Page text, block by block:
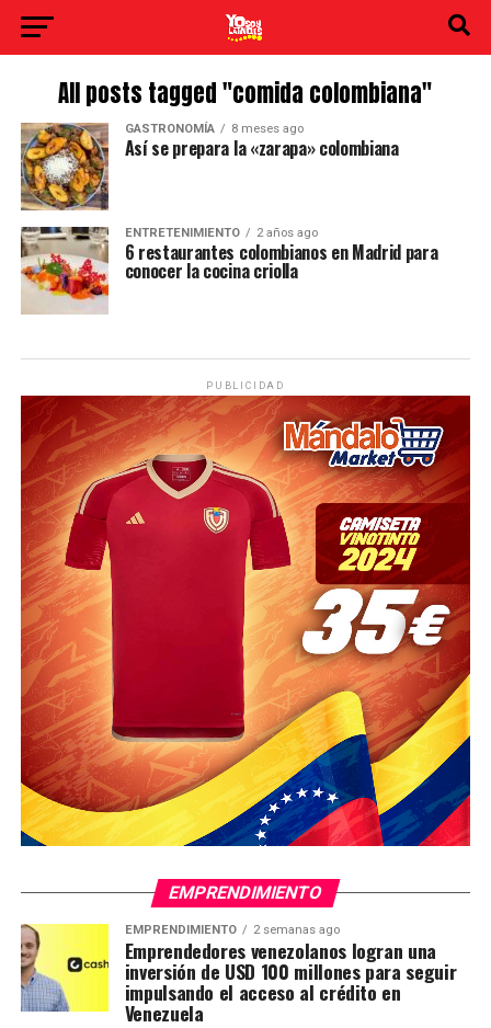
All posts tagged "comida colombiana"
GASTRONOMÍA 8 meses ago
Así se prepara la «zarapa» colombiana
ENTRETENIMIENTO 2 años ago
6 restaurantes colombianos en Madrid para
conocer la cocina criolla
PUBLICIDAD
EMPRENDIMIENTO
EMPRENDIMIENTO 2 semanas ago
Emprendedores venezolanos logran una
inversión de USD 100 millones para seguir
impulsando el acceso al crédito en
Venezuela